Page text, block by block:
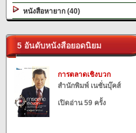
หนังสือหายาก (40)
5 อันดับหนังสือยอดนิยม
การตลาดเชิงบวก
สำนักพิมพ์ เนชั่นบุ๊คส์
เปิดอ่าน 59 ครั้ง